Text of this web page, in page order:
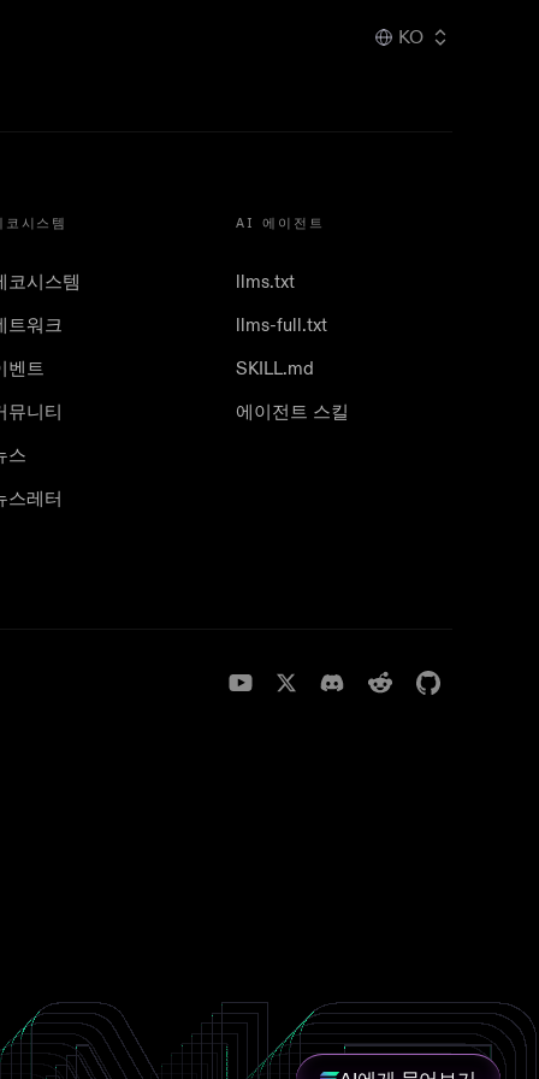
KO
코시스템
코시스템
트워크
벤트
뮤니티
스
스레터
AI 에이전트
llms.txt
llms-full.txt
SKILL.md
에이전트 스킬